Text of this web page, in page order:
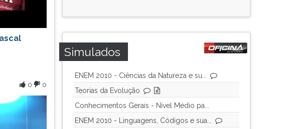
0
0
Simulados
ENEM 2010 - Ciências da Natureza e su...
Teorias da Evolução
Conhecimentos Gerais - Nível Médio pa...
ENEM 2010 - Linguagens, Códigos e sua...